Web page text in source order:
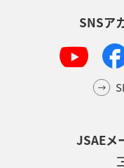
SNSア
JSAEメ